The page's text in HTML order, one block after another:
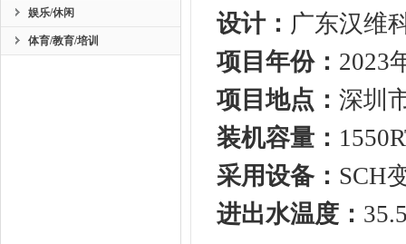
娱乐/休闲
体育/教育/培训
设计： 广东汉维
项目年份： 2023
项目地点： 深圳
装机容量：
采用设备： SCH
进出水温度：